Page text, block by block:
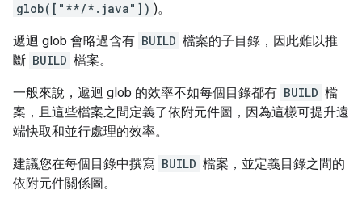
glob(["**/*.java"]) )。
遞迴 glob 會略過含有 BUILD 檔案的子目錄，因此難以推
斷 BUILD 檔案。
一般來說，遞迴 glob 的效率不如每個目錄都有 BUILD 檔
案，且這些檔案之間定義了依附元件圖，因為這樣可提升遠
端快取和並行處理的效率。
建議您在每個目錄中撰寫 BUILD 檔案，並定義目錄之間的
依附元件關係圖。